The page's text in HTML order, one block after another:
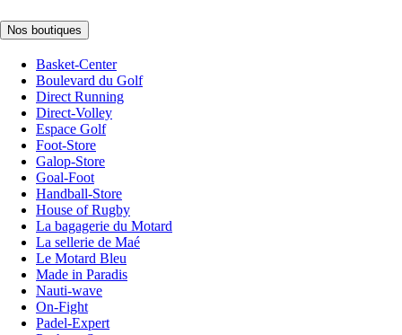
Nos boutiques
Basket-Center
Boulevard du Golf
Direct Running
Direct-Volley
Espace Golf
Foot-Store
Galop-Store
Goal-Foot
Handball-Store
House of Rugby
La bagagerie du Motard
La sellerie de Maé
Le Motard Bleu
Made in Paradis
Nauti-wave
On-Fight
Padel-Expert